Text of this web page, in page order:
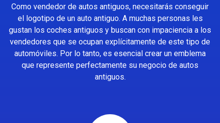
Como vendedor de autos antiguos, necesitarás conseguir
el logotipo de un auto antiguo. A muchas personas les
gustan los coches antiguos y buscan con impaciencia a los
vendedores que se ocupan explícitamente de este tipo de
automóviles. Por lo tanto, es esencial crear un emblema
que represente perfectamente su negocio de autos
antiguos.